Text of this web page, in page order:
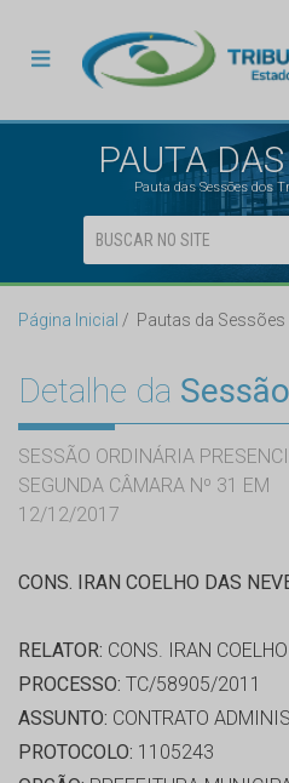
PAUTA
Pauta das Sessões dos
Página Inicial Pautas da Sessões
Detalhe da Sessão
SESSÃO ORDINÁRIA
SEGUNDA CÂMARA Nº 31 EM
12/12/2017
CONS. IRAN COELHO DAS
RELATOR: CONS. IRAN
PROCESSO: TC/58905/2011
ASSUNTO: CONTRATO
PROTOCOLO: 1105243